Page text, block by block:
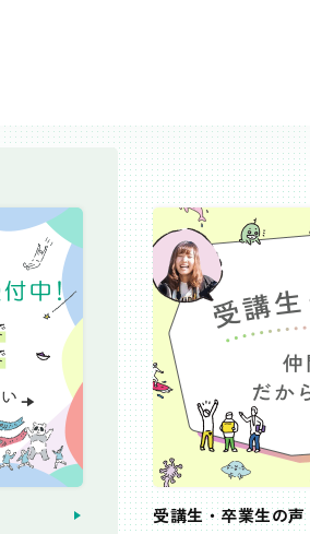
受講生・卒業生の声